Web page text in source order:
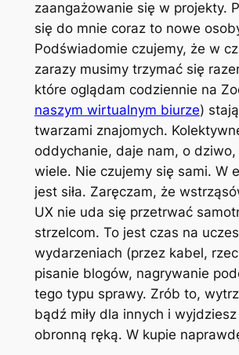
zaangażowanie się w projekty.
się do mnie coraz to nowe
Podświadomie czujemy, że w
zarazy musimy trzymać się
które oglądam codziennie na
naszym wirtualnym biurze)
twarzami znajomych.
oddychanie, daje nam, o
wiele. Nie czujemy się sami. W
jest siła. Zaręczam, że
UX nie uda się przetrwać
strzelcom. To jest czas na
wydarzeniach (przez kabel,
pisanie blogów, nagrywanie
tego typu sprawy. Zrób to,
bądź miły dla innych i
obronną ręką. W kupie